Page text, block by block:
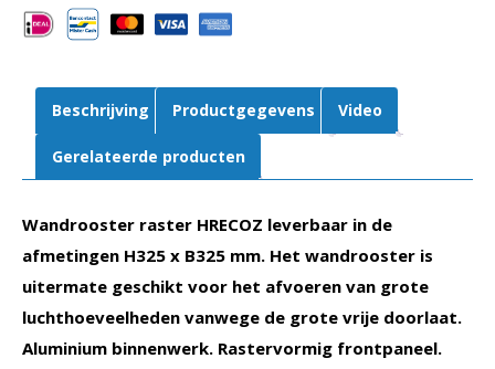
325
mm
Retour
Aluminium
Beschrijving Productgegevens Video
Gerelateerde producten
Wandrooster raster HRECOZ leverbaar in de
afmetingen H325 x B325 mm. Het wandrooster is
uitermate geschikt voor het afvoeren van grote
luchthoeveelheden vanwege de grote vrije doorlaat.
Aluminium binnenwerk. Rastervormig frontpaneel.